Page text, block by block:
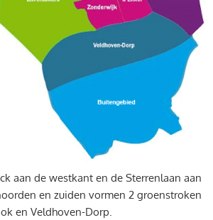
aan de westkant en de Sterrenlaan aan
en zuiden vormen 2 groenstroken
en Veldhoven-Dorp.